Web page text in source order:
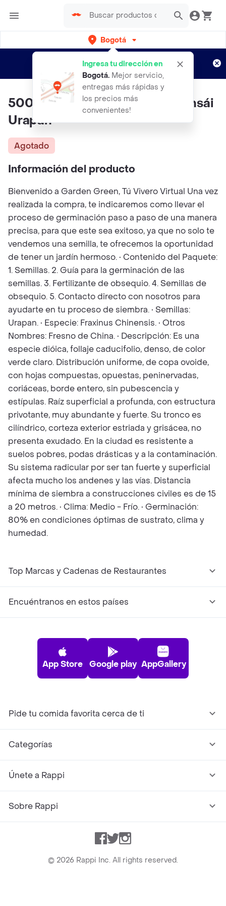
Bogotá
Ingresa tu dirección en
Bogotá. Mejor servicio,
entregas más rápidas y
los precios más
convenientes!
envíos gratis por semanas
Aplican TyC
500 Semillas Orgánicas De Bonsái
Urapan
Agotado
Información del producto
Bienvenido a Garden Green, Tú Vivero Virtual Una vez
realizada la compra, te indicaremos como llevar el
proceso de germinación paso a paso de una manera
precisa, para que este sea exitoso, ya que no solo te
vendemos una semilla, te ofrecemos la oportunidad
de tener un jardín hermoso. • Contenido del Paquete:
1. Semillas. 2. Guía para la germinación de las
semillas. 3. Fertilizante de obsequio. 4. Semillas de
obsequio. 5. Contacto directo con nosotros para
ayudarte en tu proceso de siembra. • Semillas:
Urapan. • Especie: Fraxinus Chinensis. • Otros
Nombres: Fresno de China. • Descripción: Es una
especie dióica, follaje caducifolio, denso, de color
verde claro. Distribución uniforme, de copa ovoide,
con hojas compuestas, opuestas, peninervadas,
coriáceas, borde entero, sin pubescencia y
estípulas. Raíz superficial a profunda, con estructura
privotante, muy abundante y fuerte. Su tronco es
cilíndrico, corteza exterior estriada y grisácea, no
presenta exudado. En la ciudad es resistente a
suelos pobres, podas drásticas y a la contaminación.
Su sistema radicular por ser tan fuerte y superficial
afecta mucho los andenes y las vías. Distancia
mínima de siembra a construcciones civiles es de 15
a 20 metros. • Clima: Medio - Frío. • Germinación:
80% en condiciones óptimas de sustrato, clima y
humedad.
Top Marcas y Cadenas de Restaurantes
Encuéntranos en estos países
App Store Google play AppGallery
Pide tu comida favorita cerca de ti
Categorías
Únete a Rappi
Sobre Rappi
Facebook
TwitterInstagram
© 2026 Rappi Inc. All rights reserved.